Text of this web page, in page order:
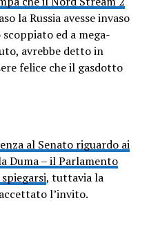
la Russia avesse invaso
ed a mega-
avrebbe detto in
felice che il gasdotto
al Senato riguardo ai
Duma – il Parlamento
, tuttavia la
l’invito.